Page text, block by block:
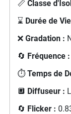
📏 Classe
⌛ Durée de
❌ Gradation :
🔄 Fréquence :
⏱️ Temps de
🔲 Diffuseur :
🔄 Flicker :